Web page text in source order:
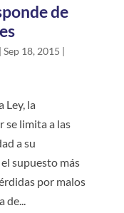
de
Sep 18, 2015 |
Ley, la
se limita a las
a su
supuesto más
por malos
de...